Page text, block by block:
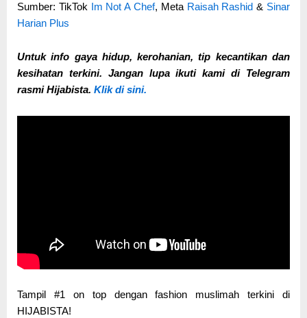
Sumber: TikTok Im Not A Chef, Meta Raisah Rashid & Sinar
Harian Plus
Untuk info gaya hidup, kerohanian, tip kecantikan dan
kesihatan terkini. Jangan lupa ikuti kami di Telegram
rasmi Hijabista. Klik di sini.
Tampil #1 on top dengan fashion muslimah terkini di
HIJABISTA!